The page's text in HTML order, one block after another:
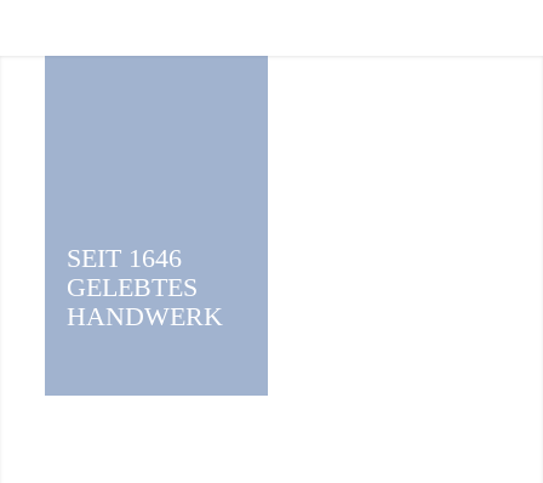
SEIT 1646
GELEBTES
HANDWERK